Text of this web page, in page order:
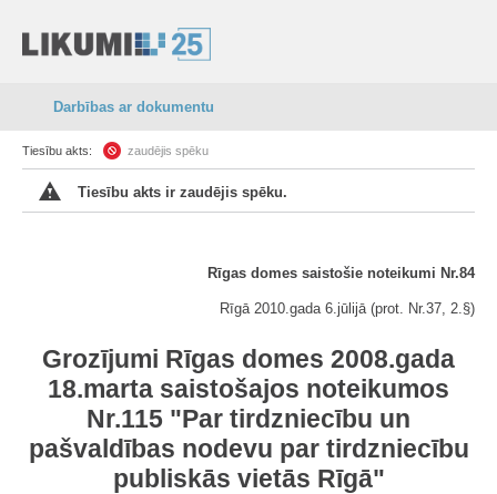
Darbības ar dokumentu
Tiesību akts: zaudējis spēku
Tiesību akts ir zaudējis spēku.
Rīgas domes saistošie noteikumi Nr.84
Rīgā 2010.gada 6.jūlijā (prot. Nr.37, 2.§)
Grozījumi Rīgas domes 2008.gada
18.marta saistošajos noteikumos
Nr.115 "Par tirdzniecību un
pašvaldības nodevu par tirdzniecību
publiskās vietās Rīgā"